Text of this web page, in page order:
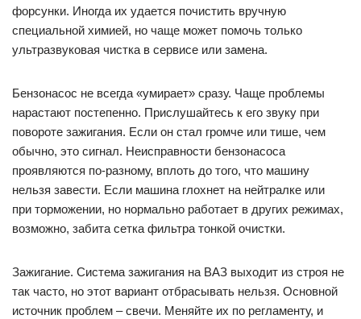
форсунки. Иногда их удается почистить вручную
специальной химией, но чаще может помочь только
ультразвуковая чистка в сервисе или замена.
Бензонасос не всегда «умирает» сразу. Чаще проблемы
нарастают постепенно. Прислушайтесь к его звуку при
повороте зажигания. Если он стал громче или тише, чем
обычно, это сигнал. Неисправности бензонасоса
проявляются по-разному, вплоть до того, что машину
нельзя завести. Если машина глохнет на нейтралке или
при торможении, но нормально работает в других режимах,
возможно, забита сетка фильтра тонкой очистки.
Зажигание. Система зажигания на ВАЗ выходит из строя не
так часто, но этот вариант отбрасывать нельзя. Основной
источник проблем – свечи. Меняйте их по регламенту, и